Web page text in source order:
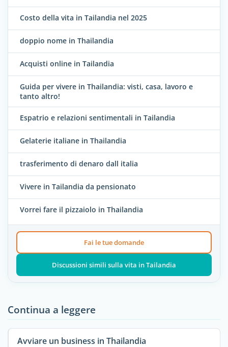
Costo della vita in Tailandia nel 2025
doppio nome in Thailandia
Acquisti online in Tailandia
Guida per vivere in Thailandia: visti, casa, lavoro e
tanto altro!
Espatrio e relazioni sentimentali in Tailandia
Gelaterie italiane in Thailandia
trasferimento di denaro dall italia
Vivere in Tailandia da pensionato
Vorrei fare il pizzaiolo in Thailandia
Fai le tue domande
Discussioni simili sulla vita in Tailandia
Continua a leggere
Avviare un business in Thailandia